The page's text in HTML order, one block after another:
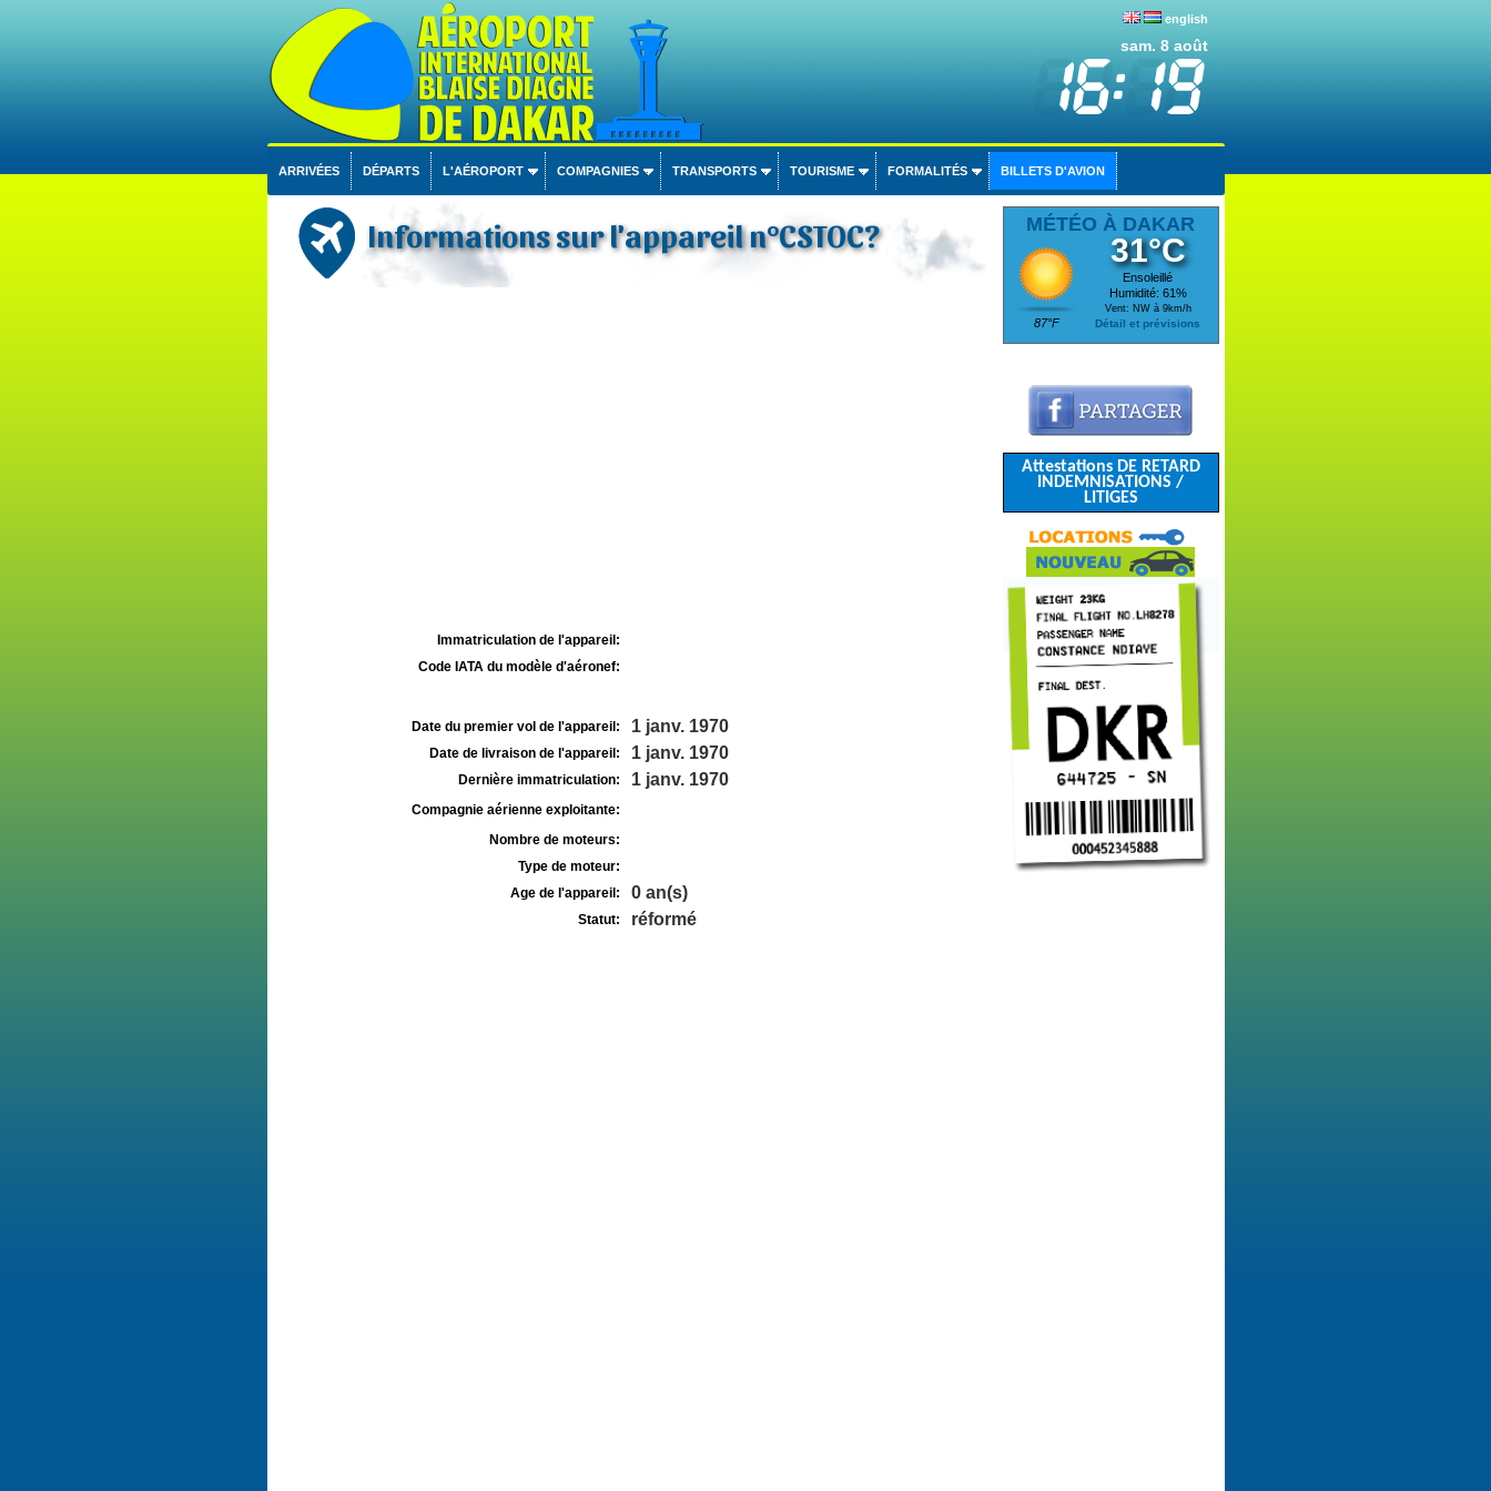
english
sam. 8 août
ARRIVÉES DÉPARTS L'AÉROPORT COMPAGNIES TRANSPORTS TOURISME FORMALITÉS BILLETS D'AVION
Informations sur l'appareil n°CSTOC?
Immatriculation de l'appareil:
Code IATA du modèle d'aéronef:
Date du premier vol de l'appareil: 1 janv. 1970
Date de livraison de l'appareil: 1 janv. 1970
Dernière immatriculation: 1 janv. 1970
Compagnie aérienne exploitante:
Nombre de moteurs:
Type de moteur:
Age de l'appareil:
0 an(s)
Statut: réformé
MÉTÉO À DAKAR
87°F
31°C
Ensoleillé
Humidité: 61%
Vent: NW à 9km/h
Détail et prévisions
Attestations DE RETARD
INDEMNISATIONS /
LITIGES